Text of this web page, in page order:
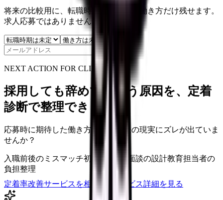
将来の比較用に、転職時期と気になる働き方だけ残せます。
求人応募ではありません。
NEXT ACTION FOR CLINICS
採用しても辞めてしまう原因を、定着
診断で整理できます
応募時に期待した働き方と、入職後の現実にズレが出ていま
せんか？
入職前後のミスマッチ初月・3ヶ月面談の設計教育担当者の
負担整理
定着率改善サービスを相談
サービス詳細を見る